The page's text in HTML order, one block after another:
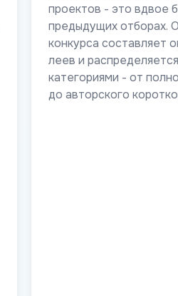
проектов - это вдвое
предыдущих отборах.
конкурса составляет
леев и
категориями - от
до авторского